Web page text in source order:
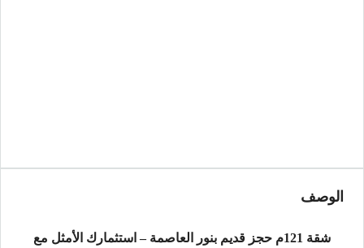
الوصف
شقة 121م حجز قديم بنور العاصمة – استثمارك الأمثل مع